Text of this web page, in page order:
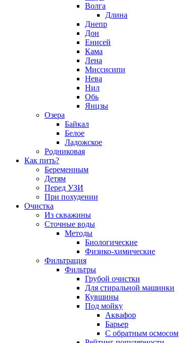
Волга
Длина
Днепр
Дон
Енисей
Кама
Лена
Миссисипи
Нева
Нил
Обь
Янцзы
Озера
Байкал
Белое
Ладожское
Родниковая
Как пить?
Беременным
Детям
Перед УЗИ
При похудении
Очистка
Из скважины
Сточные воды
Методы
Биологические
Физико-химические
Фильтрация
Фильтры
Грубой очистки
Для стиральной машинки
Кувшины
Под мойку
Аквафор
Барьер
С обратным осмосом